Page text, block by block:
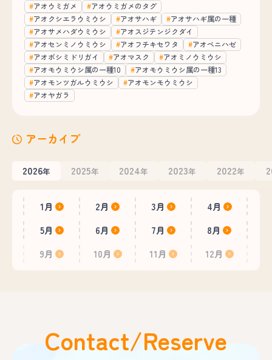
アオウミガメ
アオウミガメのタグ
アオクシエラウミウシ
アオサハギ
アオサハギ属の一種
アオサメハダウミウシ
アオスジテンジクダイ
アオセンミノウミウシ
アオフチキセワタ
アオベニハゼ
アオボシミドリガイ
アオマスク
アオミノウミウシ
アオモウミウシ属の一種10
アオモウミウシ属の一種13
アオモンツガルウミウシ
アオモンモウミウシ
アオヤガラ
アーカイブ
2026年 2025年 2024年 2023年 2022年
1月 2月 3月
4月
5月
6月 7月
8月
9月
10月 11月 12月
Contact/Reserve